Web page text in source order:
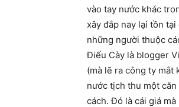
vào tay nước khác
xây đắp nay lại tồn
những người thuộc
Điếu Cày là blogger
(mà lẽ ra công ty mắt
nước tịch thu một
cách. Đó là cái giá